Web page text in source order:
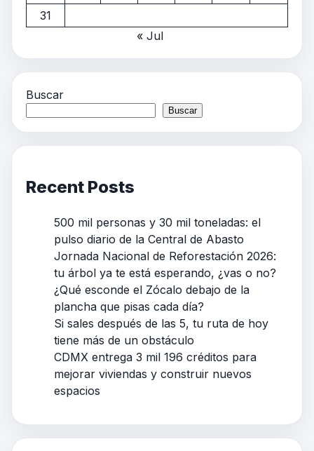
31
« Jul
Buscar
Buscar
Recent Posts
500 mil personas y 30 mil toneladas: el
pulso diario de la Central de Abasto
Jornada Nacional de Reforestación 2026:
tu árbol ya te está esperando, ¿vas o no?
¿Qué esconde el Zócalo debajo de la
plancha que pisas cada día?
Si sales después de las 5, tu ruta de hoy
tiene más de un obstáculo
CDMX entrega 3 mil 196 créditos para
mejorar viviendas y construir nuevos
espacios